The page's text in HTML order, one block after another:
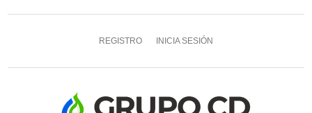
REGISTRO INICIA SESIÓN